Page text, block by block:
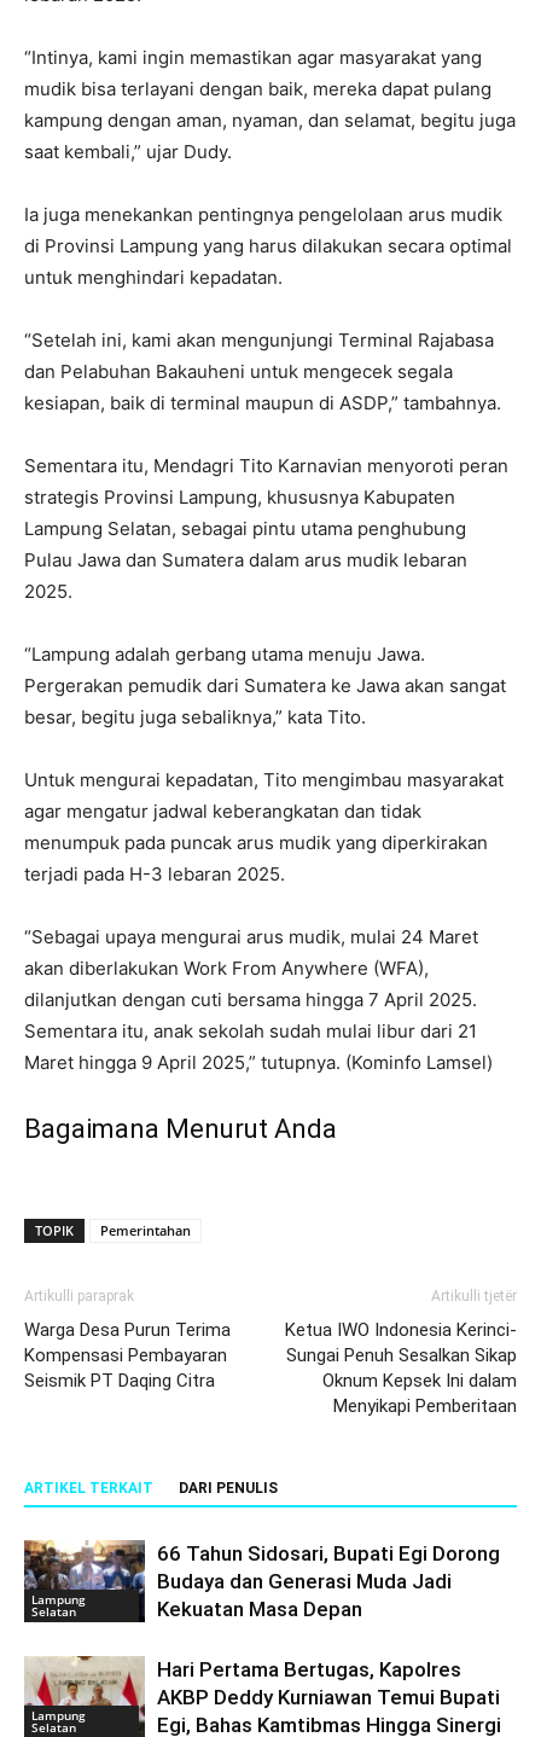
“Intinya, kami ingin memastikan agar masyarakat yang
mudik bisa terlayani dengan baik, mereka dapat pulang
kampung dengan aman, nyaman, dan selamat, begitu juga
saat kembali,” ujar Dudy.
Ia juga menekankan pentingnya pengelolaan arus mudik
di Provinsi Lampung yang harus dilakukan secara optimal
untuk menghindari kepadatan.
“Setelah ini, kami akan mengunjungi Terminal Rajabasa
dan Pelabuhan Bakauheni untuk mengecek segala
kesiapan, baik di terminal maupun di ASDP,” tambahnya.
Sementara itu, Mendagri Tito Karnavian menyoroti peran
strategis Provinsi Lampung, khususnya Kabupaten
Lampung Selatan, sebagai pintu utama penghubung
Pulau Jawa dan Sumatera dalam arus mudik lebaran
2025.
“Lampung adalah gerbang utama menuju Jawa.
Pergerakan pemudik dari Sumatera ke Jawa akan sangat
besar, begitu juga sebaliknya,” kata Tito.
Untuk mengurai kepadatan, Tito mengimbau masyarakat
agar mengatur jadwal keberangkatan dan tidak
menumpuk pada puncak arus mudik yang diperkirakan
terjadi pada H-3 lebaran 2025.
“Sebagai upaya mengurai arus mudik, mulai 24 Maret
akan diberlakukan Work From Anywhere (WFA),
dilanjutkan dengan cuti bersama hingga 7 April 2025.
Sementara itu, anak sekolah sudah mulai libur dari 21
Maret hingga 9 April 2025,” tutupnya. (Kominfo Lamsel)
Bagaimana Menurut Anda
TOPIK Pemerintahan
Artikulli paraprak
Warga Desa Purun Terima
Kompensasi Pembayaran
Seismik PT Daqing Citra
Artikulli tjetër
Ketua IWO Indonesia Kerinci-
Sungai Penuh Sesalkan Sikap
Oknum Kepsek Ini dalam
Menyikapi Pemberitaan
ARTIKEL TERKAIT DARI PENULIS
Lampung
Selatan
66 Tahun Sidosari, Bupati Egi Dorong
Budaya dan Generasi Muda Jadi
Kekuatan Masa Depan
Lampung
Selatan
Hari Pertama Bertugas, Kapolres
AKBP Deddy Kurniawan Temui Bupati
Egi, Bahas Kamtibmas Hingga Sinergi